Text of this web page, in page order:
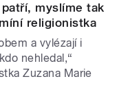
myslíme tak
religionistka
a vylézají i
nehledal,“
Zuzana Marie